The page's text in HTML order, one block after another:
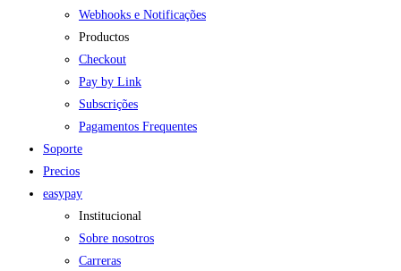
Webhooks e Notificações
Productos
Checkout
Pay by Link
Subscrições
Pagamentos Frequentes
Soporte
Precios
easypay
Institucional
Sobre nosotros
Carreras